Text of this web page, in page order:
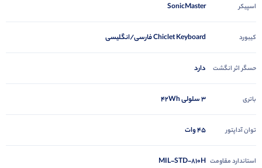
اسپیکر SonicMaster
کیبورد Chiclet Keyboard فارسی/انگلیسی
حسگر اثر انگشت دارد
باتری 3 سلولی 42Wh
توان آداپتور 45 وات
استاندارد مقاومت MIL-STD-810H